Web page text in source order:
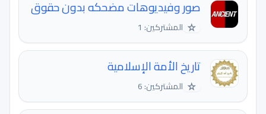
صور وفيديوهات مضحكه بدون حقوق
☆ المشتركين: 1
تاريخ الأمة الإسلامية
☆ المشتركين: 6